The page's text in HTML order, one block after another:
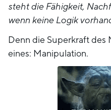
steht die Fähigkeit,
wenn keine Logik
Denn die Superkraft des
eines: Manipulation.